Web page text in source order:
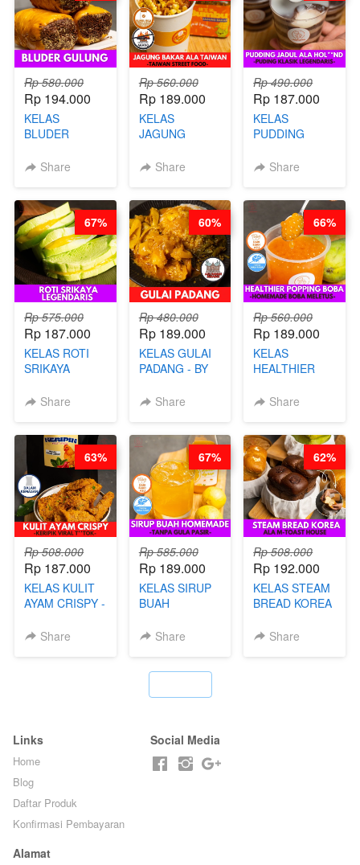
Rp 580.000
Rp 194.000
KELAS
BLUDER
CHEF DITA
Share
Rp 560.000
Rp 189.000
KELAS
JAGUNG
TAIWAN -
FOOD- BY
CHEF
STEPHANIE
Share
Rp 490.000
Rp 187.000
KELAS
PUDDING
HOL**ND -
LEGENDARIS -
BY CHEF DITA
Share
Rp 575.000
Rp 187.000
KELAS ROTI
SRIKAYA
BY CHEF DITA
Share
67%
Rp 480.000
Rp 189.000
KELAS GULAI
PADANG - BY
NADIA
Share
60%
Rp 560.000
Rp 189.000
KELAS
HEALTHIER
BOBA -
MELETUS - BY
BARISTA ARI
Share
66%
Rp 508.000
Rp 187.000
KELAS KULIT
AYAM CRISPY -
T**TOK - BY
Share
63%
Rp 585.000
Rp 189.000
KELAS SIRUP
BUAH
TANPA GULA
ARISUDANA
Share
67%
Rp 508.000
Rp 192.000
KELAS STEAM
BREAD KOREA
HOUSE - BY
Share
62%
Links
Home
Blog
Daftar Produk
Konfirmasi Pembayaran
Social Media
Alamat